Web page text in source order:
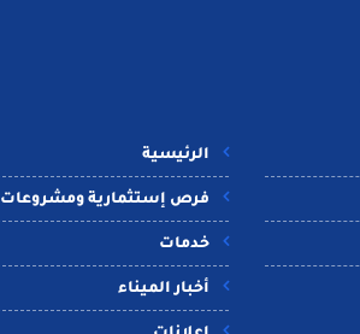
الرئيسية
فرص إستثمارية ومشروعات
خدمات
أخبار الميناء